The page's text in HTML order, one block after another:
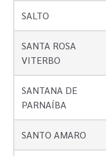
SALTO
SANTA ROSA
VITERBO
SANTANA DE
PARNAÍBA
SANTO AMARO